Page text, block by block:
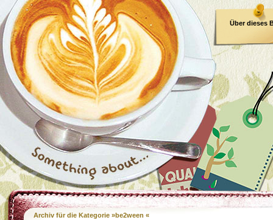
Über dieses
Archiv für die Kategorie »be2ween «